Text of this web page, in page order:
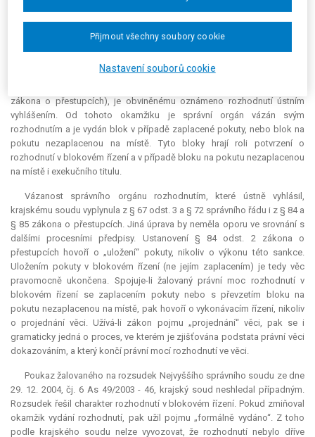
správního řádu). Blokové řízení má v podstatě formu ústního jednání a §
rozhodnutí oznámeno jeho ústním vyhlášením. Rozhodnutí v blokovém
řízení je rozhodnutím ve smyslu § 65 s. ř. s., proto se na ně vztahují
podle § 44 a násl. správního řádu, není-li stanoveno jinak. Jsou-li splněny
zákona o přestupcích), je obviněnému oznámeno rozhodnutí ústním
vyhlášením. Od tohoto okamžiku je správní orgán vázán svým
rozhodnutím a je vydán blok v případě zaplacené pokuty, nebo blok na
pokutu nezaplacenou na místě. Tyto bloky hrají roli potvrzení o
rozhodnutí v blokovém řízení a v případě bloku na pokutu nezaplacenou
na místě i exekučního titulu.
Vázanost správního orgánu rozhodnutím, které ústně vyhlásil,
krajskému soudu vyplynula z § 67 odst. 3 a § 72 správního řádu i z § 84 a
§ 85 zákona o přestupcích. Jiná úprava by neměla oporu ve srovnání s
dalšími procesními předpisy. Ustanovení § 84 odst. 2 zákona o
přestupcích hovoří o „uložení“ pokuty, nikoliv o výkonu této sankce.
Uložením pokuty v blokovém řízení (ne jejím zaplacením) je tedy věc
pravomocně ukončena. Spojuje-li žalovaný právní moc rozhodnutí v
blokovém řízení se zaplacením pokuty nebo s převzetím bloku na
pokutu nezaplacenou na místě, pak hovoří o vykonávacím řízení, nikoliv
o projednání věci. Užívá-li zákon pojmu „projednání“ věci, pak se i
gramaticky jedná o proces, ve kterém je zjišťována podstata právní věci
dokazováním, a který končí právní mocí rozhodnutí ve věci.
Poukaz žalovaného na rozsudek Nejvyššího správního soudu ze dne
29. 12. 2004, čj. 6 As 49/2003 - 46, krajský soud neshledal případným.
Rozsudek řešil charakter rozhodnutí v blokovém řízení. Pokud zmiňoval
okamžik vydání rozhodnutí, pak užil pojmu „formálně vydáno“. Z toho
podle krajského soudu nelze vyvozovat, že rozhodnutí nebylo dříve
Nastavení souborů cookie
Přijmout všechny soubory cookie